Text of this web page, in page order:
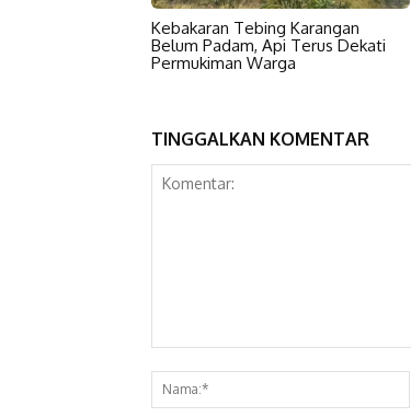
Kebakaran Tebing Karangan
Belum Padam, Api Terus Dekati
Permukiman Warga
TINGGALKAN KOMENTAR